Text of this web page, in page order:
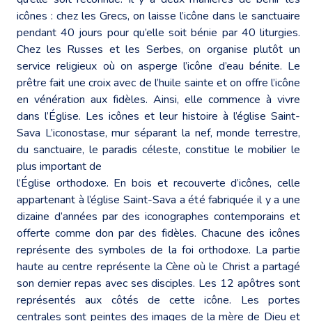
icônes : chez les Grecs, on laisse l’icône dans le sanctuaire
pendant 40 jours pour qu’elle soit bénie par 40 liturgies.
Chez les Russes et les Serbes, on organise plutôt un
service religieux où on asperge l’icône d’eau bénite. Le
prêtre fait une croix avec de l’huile sainte et on offre l’icône
en vénération aux fidèles. Ainsi, elle commence à vivre
dans l’Église. Les icônes et leur histoire à l’église Saint-
Sava L’iconostase, mur séparant la nef, monde terrestre,
du sanctuaire, le paradis céleste, constitue le mobilier le
plus important de
l’Église orthodoxe. En bois et recouverte d’icônes, celle
appartenant à l’église Saint-Sava a été fabriquée il y a une
dizaine d’années par des iconographes contemporains et
offerte comme don par des fidèles. Chacune des icônes
représente des symboles de la foi orthodoxe. La partie
haute au centre représente la Cène où le Christ a partagé
son dernier repas avec ses disciples. Les 12 apôtres sont
représentés aux côtés de cette icône. Les portes
centrales sont peintes des images de la mère de Dieu et